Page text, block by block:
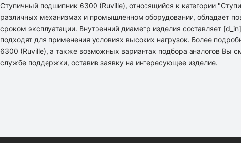
Ступичный подшипник 6300 (Ruville), относящийся к категории
различных механизмах и промышленном оборудовании, обладает
сроком эксплуатации. Внутренний диаметр изделия составляет
подходят для применения условиях высоких нагрузок. Более
6300 (Ruville), а также возможных вариантах подбора аналогов Вы
службе поддержки, оставив заявку на интересующее изделие.